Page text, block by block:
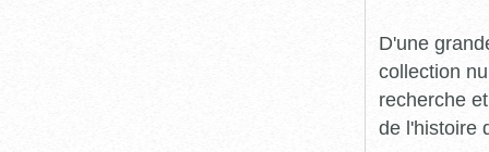
D'une
collection
recherche
de l'histoire